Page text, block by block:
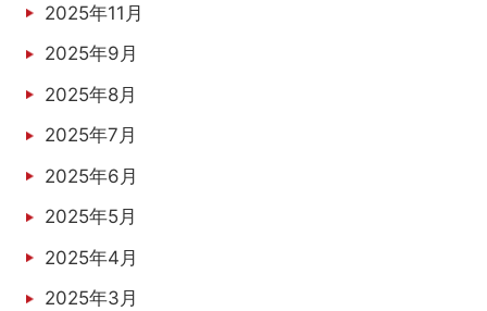
2025年11月
2025年9月
2025年8月
2025年7月
2025年6月
2025年5月
2025年4月
2025年3月